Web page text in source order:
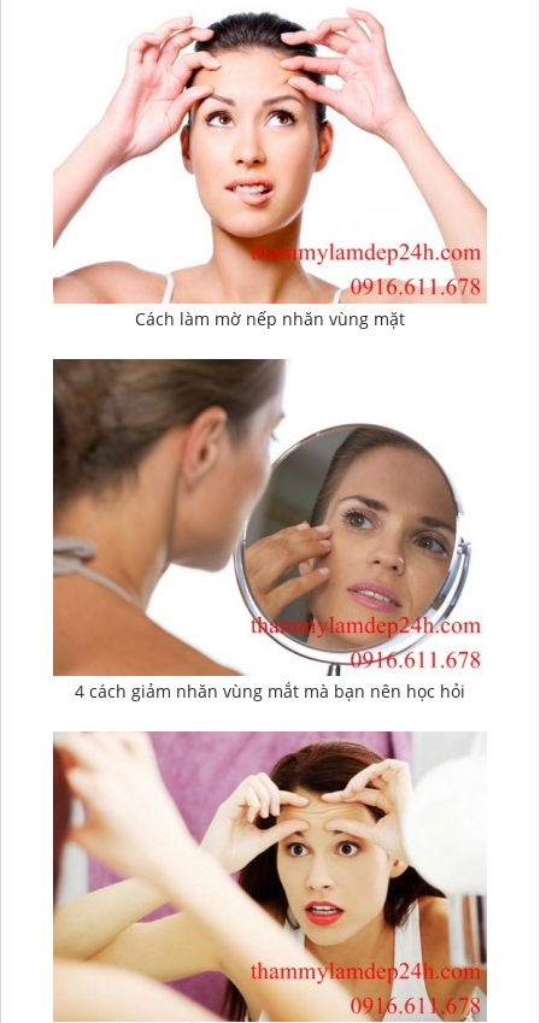
Cách làm mờ nếp nhăn vùng mặt
4 cách giảm nhăn vùng mắt mà bạn nên học hỏi